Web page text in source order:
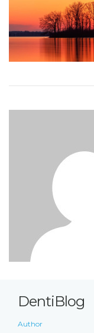
DentiBlog
Author